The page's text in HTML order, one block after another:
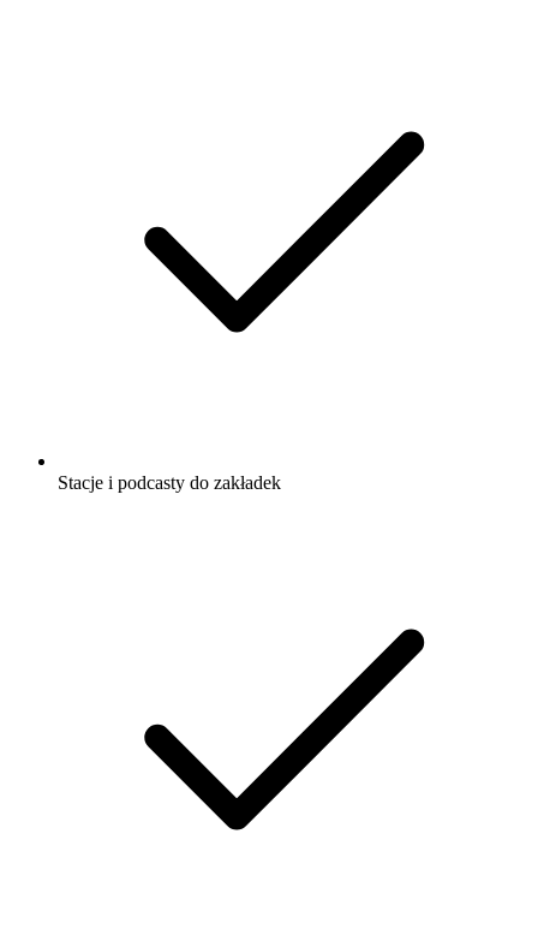
Stacje i podcasty do zakładek